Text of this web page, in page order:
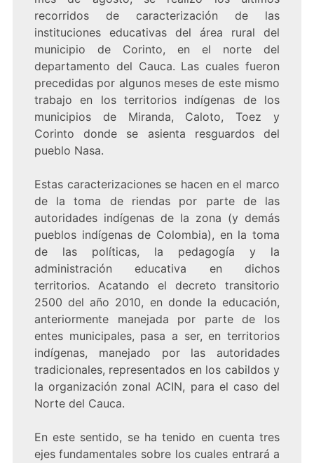
recorridos de caracterización de las
instituciones educativas del área rural del
municipio de Corinto, en el norte del
departamento del Cauca. Las cuales fueron
precedidas por algunos meses de este mismo
trabajo en los territorios indígenas de los
municipios de Miranda, Caloto, Toez y
Corinto donde se asienta resguardos del
pueblo Nasa.
Estas caracterizaciones se hacen en el marco
de la toma de riendas por parte de las
autoridades indígenas de la zona (y demás
pueblos indígenas de Colombia), en la toma
de las políticas, la pedagogía y la
administración educativa en dichos
territorios. Acatando el decreto transitorio
2500 del año 2010, en donde la educación,
anteriormente manejada por parte de los
entes municipales, pasa a ser, en territorios
indígenas, manejado por las autoridades
tradicionales, representados en los cabildos y
la organización zonal ACIN, para el caso del
Norte del Cauca.
En este sentido, se ha tenido en cuenta tres
ejes fundamentales sobre los cuales entrará a